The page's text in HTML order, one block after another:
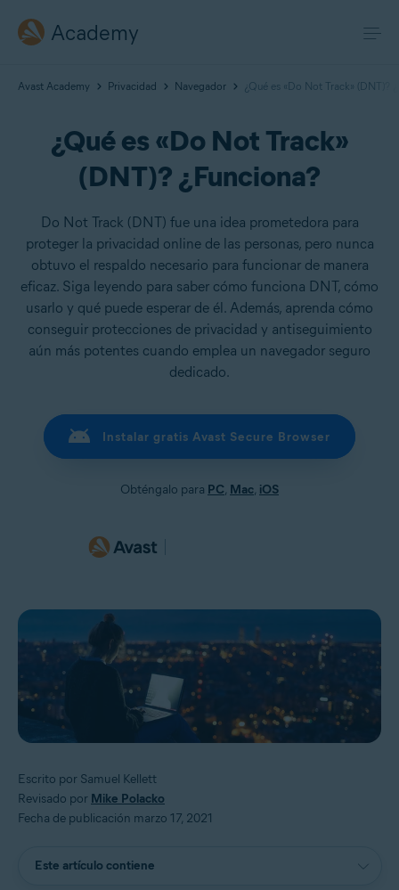
Academy
Avast Academy Privacidad Navegador ¿Qué es «Do Not Track» (DNT)?
¿Qué es «Do Not Track»
(DNT)? ¿Funciona?
Do Not Track (DNT) fue una idea prometedora para
proteger la privacidad online de las personas, pero nunca
obtuvo el respaldo necesario para funcionar de manera
eficaz. Siga leyendo para saber cómo funciona DNT, cómo
usarlo y qué puede esperar de él. Además, aprenda cómo
conseguir protecciones de privacidad y antiseguimiento
aún más potentes cuando emplea un navegador seguro
dedicado.
Instalar gratis Avast Secure Browser
Obténgalo para PC, Mac, iOS
Escrito por Samuel Kellett
Revisado por Mike Polacko
Fecha de publicación marzo 17, 2021
Este artículo contiene